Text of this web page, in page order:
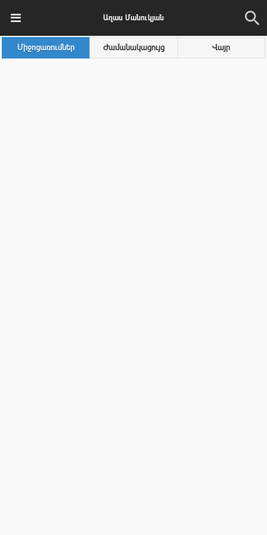
Աղաս Մանուկյան
Միջոցառումներ Ժամանակացույց Վայր